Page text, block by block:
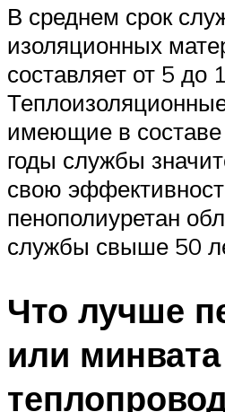
В среднем срок
изоляционных
составляет от 5 до
имеющие в
годы службы
свою
пенополиуретан
службы свыше 50
Что лучше
или